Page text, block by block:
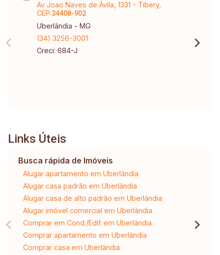
Av Joao Naves de Ávila, 1331 - Tibery,
CEP:34408-902
Uberlândia - MG
(34) 3256-3001
Creci: 684-J
Links Úteis
Busca rápida de Imóveis
Alugar apartamento em Uberlândia
Alugar casa padrão em Uberlândia
Alugar casa de alto padrão em Uberlândia
Alugar imóvel comercial em Uberlândia
Comprar em Cond./Edif. em Uberlândia
Comprar apartamento em Uberlândia
Comprar casa em Uberlândia